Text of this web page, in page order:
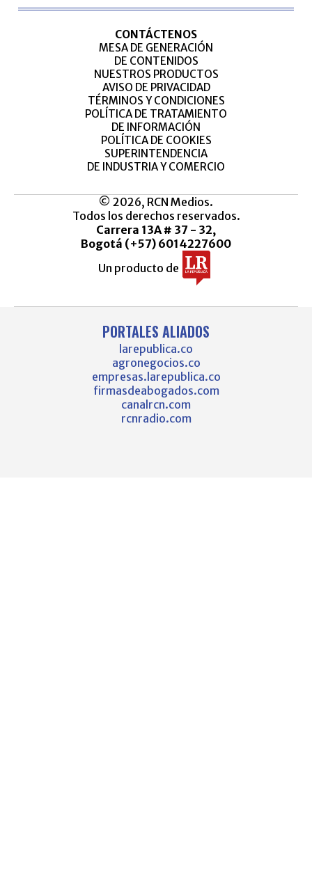
CONTÁCTENOS
MESA DE GENERACIÓN
DE CONTENIDOS
NUESTROS PRODUCTOS
AVISO DE PRIVACIDAD
TÉRMINOS Y CONDICIONES
POLÍTICA DE TRATAMIENTO
DE INFORMACIÓN
POLÍTICA DE COOKIES
SUPERINTENDENCIA
DE INDUSTRIA Y COMERCIO
© 2026, RCN Medios.
Todos los derechos reservados.
Carrera 13A # 37 - 32,
Bogotá (+57) 6014227600
Un producto de
PORTALES ALIADOS
larepublica.co
agronegocios.co
empresas.larepublica.co
firmasdeabogados.com
canalrcn.com
rcnradio.com